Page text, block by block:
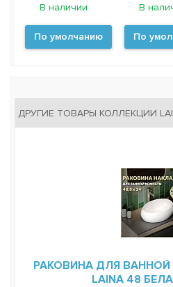
В наличии
По умолчанию
В
По
ДРУГИЕ ТОВАРЫ КОЛЛЕКЦИИ
РАКОВИНА ДЛЯ ВАННОЙ
LAINA 48